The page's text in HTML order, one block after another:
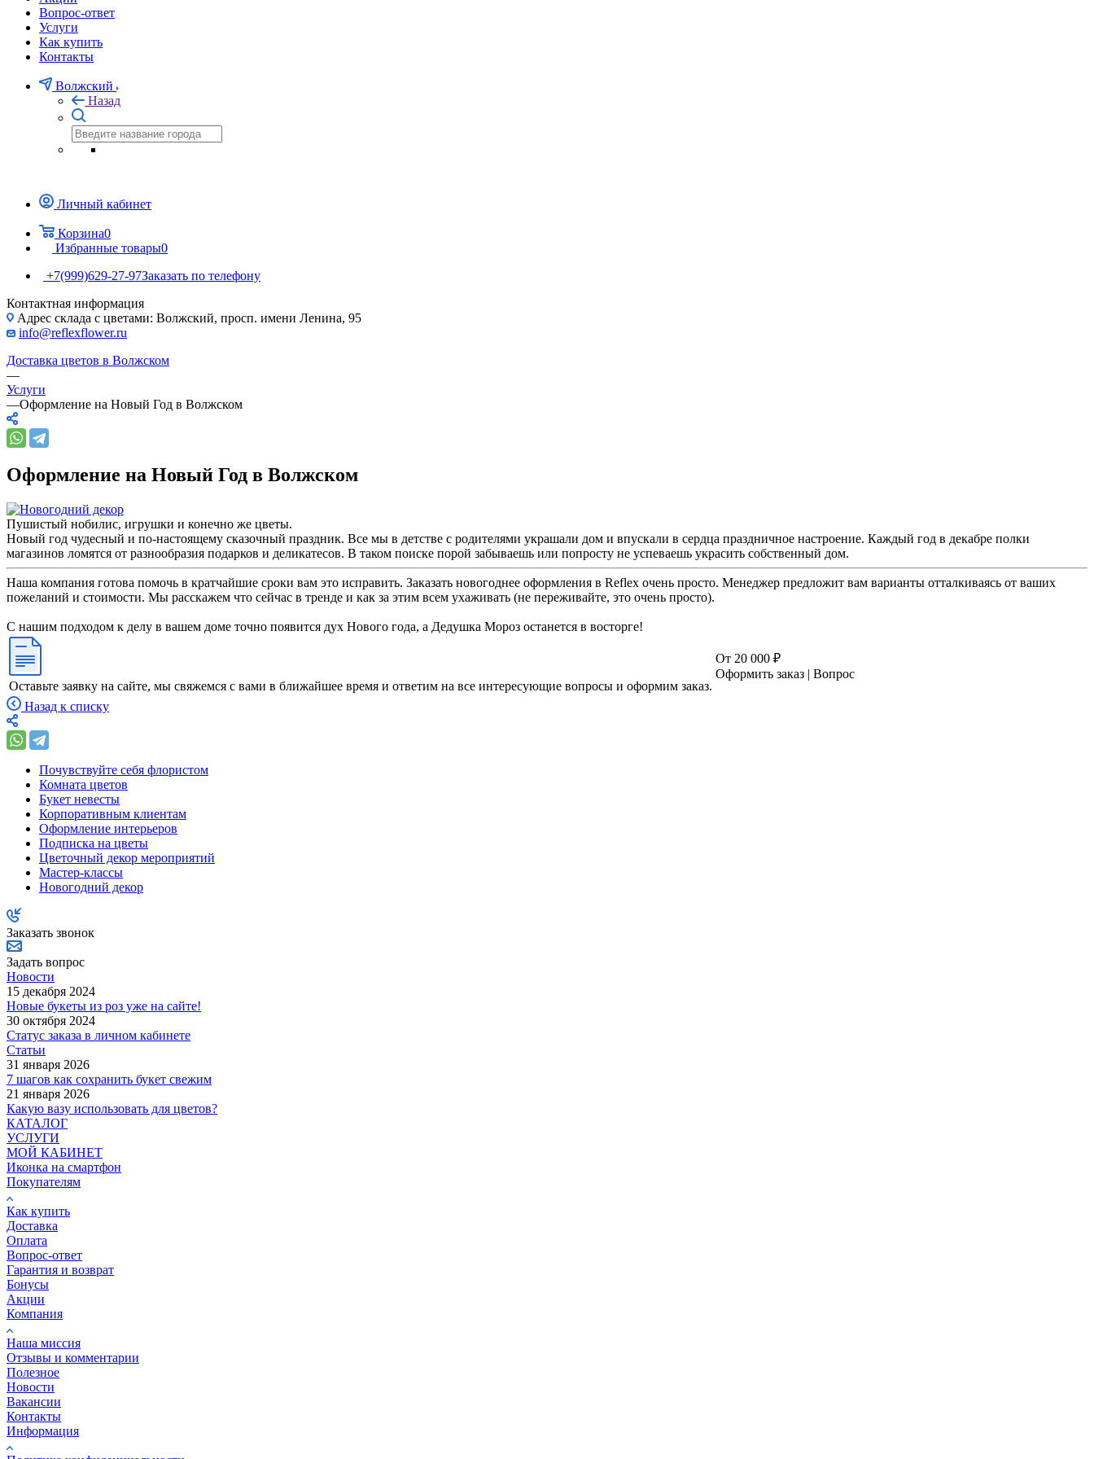
Вопрос-ответ
Услуги
Как купить
Контакты
Волжский
Назад
Личный кабинет
Корзина0
Избранные товары0
+7(999)629-27-97Заказать по телефону
Контактная информация
Адрес склада с цветами: Волжский, просп. имени Ленина, 95
info@reflexflower.ru
Доставка цветов в Волжском
—
Услуги
—Оформление на Новый Год в Волжском
Оформление на Новый Год в Волжском
Пушистый нобилис, игрушки и конечно же цветы.
Новый год чудесный и по-настоящему сказочный праздник. Все мы в детстве с родителями украшали дом и впускали в сердца праздничное настроение. Каждый год в декабре полки
магазинов ломятся от разнообразия подарков и деликатесов. В таком поиске порой забываешь или попросту не успеваешь украсить собственный дом.
Наша компания готова помочь в кратчайшие сроки вам это исправить. Заказать новогоднее оформления в Reflex очень просто. Менеджер предложит вам варианты отталкиваясь от ваших
пожеланий и стоимости. Мы расскажем что сейчас в тренде и как за этим всем ухаживать (не переживайте, это очень просто).
С нашим подходом к делу в вашем доме точно появится дух Нового года, а Дедушка Мороз останется в восторге!
Оставьте заявку на сайте, мы свяжемся с вами в ближайшее время и ответим на все интересующие вопросы и оформим заказ.
От 20 000 ₽
Оформить заказ | Вопрос
Назад к списку
Почувствуйте себя флористом
Комната цветов
Букет невесты
Корпоративным клиентам
Оформление интерьеров
Подписка на цветы
Цветочный декор мероприятий
Мастер-классы
Новогодний декор
Заказать звонок
Задать вопрос
Новости
15 декабря 2024
Новые букеты из роз уже на сайте!
30 октября 2024
Статус заказа в личном кабинете
Статьи
31 января 2026
7 шагов как сохранить букет свежим
21 января 2026
Какую вазу использовать для цветов?
КАТАЛОГ
УСЛУГИ
МОЙ КАБИНЕТ
Иконка на смартфон
Покупателям
Как купить
Доставка
Оплата
Вопрос-ответ
Гарантия и возврат
Бонусы
Акции
Компания
Наша миссия
Отзывы и комментарии
Полезное
Новости
Вакансии
Контакты
Информация